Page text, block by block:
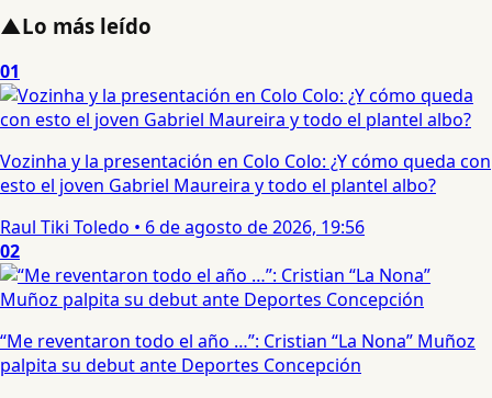
▲Lo más leído
01
Vozinha y la presentación en Colo Colo: ¿Y cómo queda con
esto el joven Gabriel Maureira y todo el plantel albo?
Raul Tiki Toledo • 6 de agosto de 2026, 19:56
02
“Me reventaron todo el año …”: Cristian “La Nona” Muñoz
palpita su debut ante Deportes Concepción